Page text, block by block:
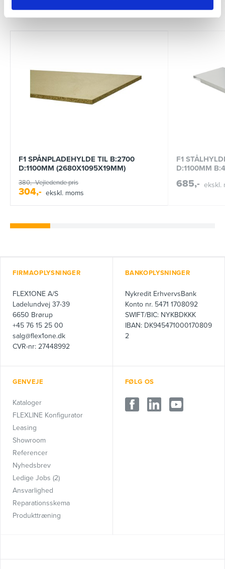
RELATEREDE PRODUKTER
F1 SPÅNPLADEHYLDE TIL B:2700
D:1100MM (2680X1095X19MM)
380,-Vejledende pris
304,- ekskl. moms
F1
D:1100MM
685,- ekskl.
FIRMAOPLYSNINGER
FLEX1ONE A/S
Ladelundvej 37-39
6650 Brørup
+45 76 15 25 00
salg@flex1one.dk
CVR-nr: 27448992
BANKOPLYSNINGER
Nykredit ErhvervsBank
Konto nr. 5471 1708092
SWIFT/BIC: NYKBDKKK
IBAN: DK945471000170809
2
GENVEJE
Kataloger
FLEXLINE Konfigurator
Leasing
Showroom
Referencer
Nyhedsbrev
Ledige Jobs (2)
Ansvarlighed
Reparationsskema
Produkttræning
FØLG OS